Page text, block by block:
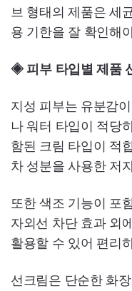
브 형태의 제품은 세
용 기한을 잘 확인해
◈ 피부 타입별 제품
지성 피부는 유분감
나 워터 타입이 적당
함된 크림 타입이 적
차 성분을 사용한 저
또한 색조 기능이 포
자외선 차단 효과 외
활용할 수 있어 편리
선크림은 단순한 화